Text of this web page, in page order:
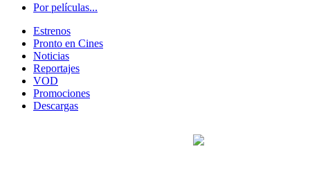
Por películas...
Estrenos
Pronto en Cines
Noticias
Reportajes
VOD
Promociones
Descargas